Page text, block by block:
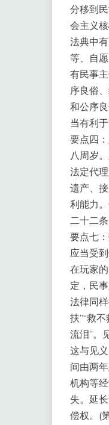
分移到
会主义
法典中
等、自
有民事
序良俗
和公序
当有利
要点四
八周岁
法定代
遗产、
利能力
二十二
要点七
应当受
在玩家
定，民
法律同
扶”“救
流泪”。
这与见
间由两
机构等
失。延
偿权。(